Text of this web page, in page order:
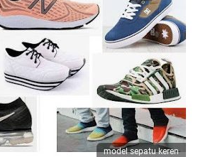
model sepatu keren